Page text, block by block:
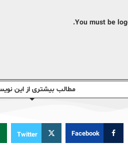
You must be
مطالب بیشتری از این
Facebook
Twitter